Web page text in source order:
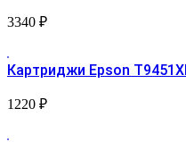
3340 ₽
Картриджи Epson
1220 ₽